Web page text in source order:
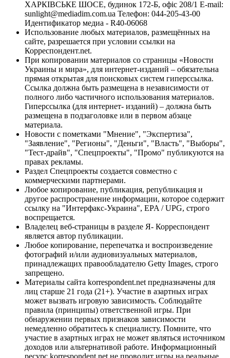
ХАРКІВСЬКЕ ШОСЕ, будинок 172-Б, офіс 208/1 E-mail:
sunlight@mediadim.com.ua Телефон: 044-205-43-00
Идентификатор медиа - R40-06068
Использование любых материалов, размещённых на
сайте, разрешается при условии ссылки на
Корреспондент.net.
При копировании материалов со страницы «Новости
Украины и мира», для интернет-изданий – обязательна
прямая открытая для поисковых систем гиперссылка.
Ссылка должна быть размещена в независимости от
полного либо частичного использования материалов.
Гиперссылка (для интернет- изданий) – должна быть
размещена в подзаголовке или в первом абзаце
материала.
Новости с пометками "Мнение", "Экспертиза",
"Заявление", "Регионы", "Деньги", "Власть", "Выборы",
"Тест-драйв", "Спецпроекты", "Промо" публикуются на
правах рекламы.
Раздел Спецпроекты создается совместно с
коммерческими партнерами.
Любое копирование, публикация, републикация и
другое распространение информации, которое содержит
ссылку на "Интерфакс-Украина", EPA / UPG, строго
воспрещается.
Владелец веб-страницы в разделе Я- Корреспондент
является автор публикации.
Любое копирование, перепечатка и воспроизведение
фотографий и/или аудиовизуальных материалов,
принадлежащих правообладателю Getty Images, строго
запрещено.
Материалы сайта korrespondent.net предназначены для
лиц старше 21 года (21+). Участие в азартных играх
может вызвать игровую зависимость. Соблюдайте
правила (принципы) ответственной игры. При
обнаружении первых признаков зависимости
немедленно обратитесь к специалисту. Помните, что
участие в азартных играх не может являться источником
доходов или альтернативой работе. Информационный
ресурс korrespondent.net не проводит игры на реальные